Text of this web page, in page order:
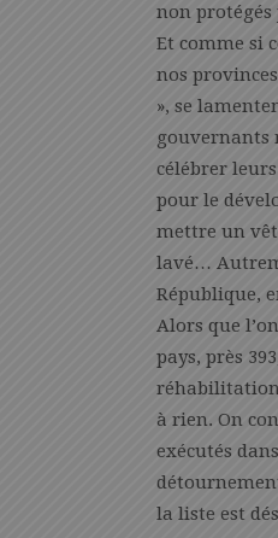
non
Et comme si
nos
», se
gouvernants
célébrer
pour le
mettre un
lavé…
République,
Alors que
pays, près
réhabilitation
à rien. On
exécutés
la liste est